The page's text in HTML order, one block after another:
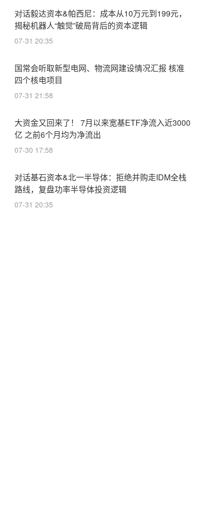
对话毅达资本&帕西尼：成本从10万元到199元，
揭秘机器人“触觉”破局背后的资本逻辑
07-31 20:35
国常会听取新型电网、物流网建设情况汇报 核准
四个核电项目
07-31 21:58
大资金又回来了！ 7月以来宽基ETF净流入近3000
亿 之前6个月均为净流出
07-30 17:58
对话基石资本&北一半导体：拒绝并购走IDM全栈
路线，复盘功率半导体投资逻辑
07-31 20:35